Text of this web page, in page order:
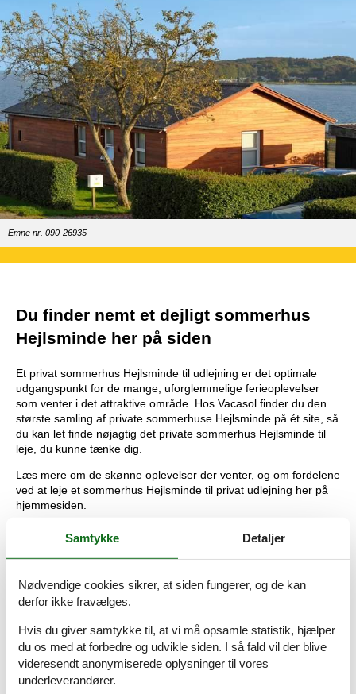
Emne nr. 090-26935
Du finder nemt et dejligt sommerhus
Hejlsminde her på siden
Et privat sommerhus Hejlsminde til udlejning er det optimale
udgangspunkt for de mange, uforglemmelige ferieoplevelser
som venter i det attraktive område. Hos Vacasol finder du den
største samling af private sommerhuse Hejlsminde på ét site, så
du kan let finde nøjagtig det private sommerhus Hejlsminde til
leje, du kunne tænke dig.
Læs mere om de skønne oplevelser der venter, og om fordelene
ved at leje et sommerhus Hejlsminde til privat udlejning her på
hjemmesiden.
Tips til ferieoplevelser i området
Badestrandene ved Hejlsminde er helt i top. Et
kystbeskyttelsesprojekt har hævet kvaliteten yderligere, og det
eftertragtede Blå Flag vejrer her og har gjort det i mange år. Her
er læ og roligt vand.
Vikinge interesserede kan booke en tur med Vikingeskibet Freja
Byrding. Det har fast kajplads her hele sommeren. I Jels kan I
overvære det berømte Jels Vikingespil.
Samtykke Detaljer
Nødvendige cookies sikrer, at siden fungerer, og de kan
derfor ikke fravælges.
Hvis du giver samtykke til, at vi må opsamle statistik, hjælper
du os med at forbedre og udvikle siden. I så fald vil der blive
videresendt anonymiserede oplysninger til vores
underleverandører.